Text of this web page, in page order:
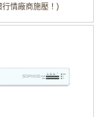
行情廠商施壓！)